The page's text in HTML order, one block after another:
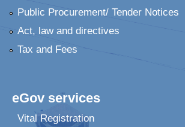
Public Procurement/ Tender Notices
Act, law and directives
Tax and Fees
eGov services
Vital Registration